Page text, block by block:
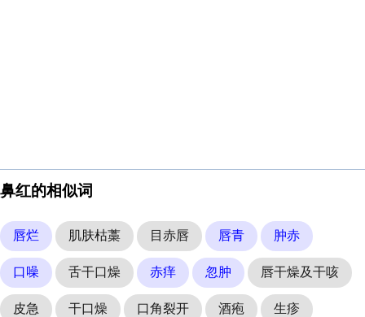
鼻红的相似词
唇烂 肌肤枯藁 目赤唇 唇青 肿赤
口噪 舌干口燥 赤痒 忽肿 唇干燥及干咳
皮急 干口燥 口角裂开 酒疱 生疹